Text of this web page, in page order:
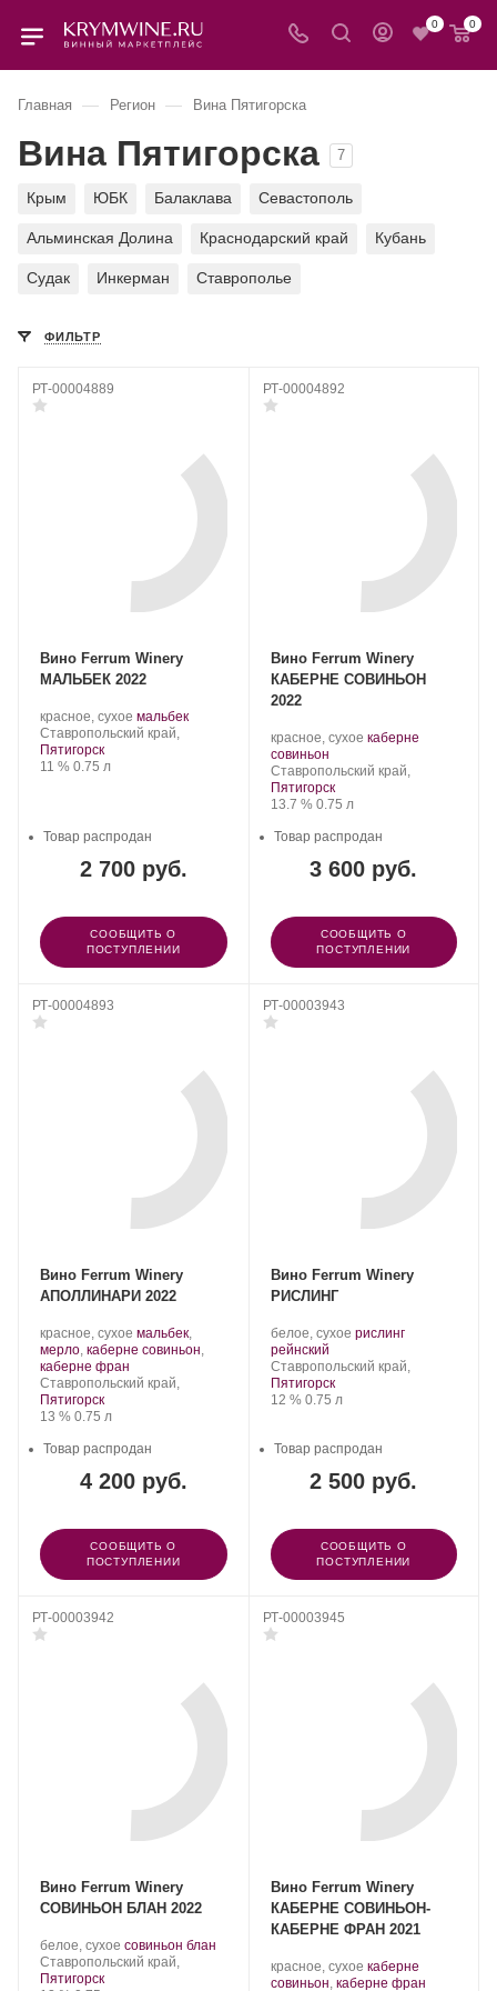
0 0
Главная — Регион — Вина Пятигорска
Вина Пятигорска 7
Крым ЮБК Балаклава Севастополь
Альминская Долина Краснодарский край Кубань
Судак Инкерман Ставрополье
ФИЛЬТР
РТ-00004889
Вино Ferrum Winery
МАЛЬБЕК 2022
Производитель:
Ferrum
Winery.
красное, сухое .
Сорт
мальбек.
Регион:
Ставропольский край,
Пятигорск
Крепость
11 %. Объем
0.75 л
2 700 руб.
Товар распродан
СООБЩИТЬ О
ПОСТУПЛЕНИИ
РТ-00004892
Вино Ferrum Winery
КАБЕРНЕ СОВИНЬОН
2022
Производитель:
Ferrum
Winery.
красное, сухое .
винограда:
каберне
совиньон.
Регион:
Ставропольский край,
Пятигорск
Крепость
13.7 %. Объем
0.75 л
3 600 руб.
Товар распродан
СООБЩИТЬ О
ПОСТУПЛЕНИИ
РТ-00004893
Вино Ferrum Winery
АПОЛЛИНАРИ 2022
Производитель:
Ferrum
Winery.
красное, сухое .
Сорт
мальбек,
мерло, каберне совиньон,
каберне фран
Регион:
Ставропольский край,
Пятигорск
Крепость
13 %. Объем
0.75 л
4 200 руб.
Товар распродан
СООБЩИТЬ О
ПОСТУПЛЕНИИ
РТ-00003943
Вино Ferrum Winery
РИСЛИНГ
Производитель:
Ferrum
Winery.
белое, сухое .
винограда:
рислинг
рейнский.
Регион:
Ставропольский край,
Пятигорск
Крепость
12 %. Объем
0.75 л
2 500 руб.
Товар распродан
СООБЩИТЬ О
ПОСТУПЛЕНИИ
РТ-00003942
Вино Ferrum Winery
СОВИНЬОН БЛАН 2022
Производитель:
Ferrum
Winery.
белое, сухое .
Сорт
совиньон блан
Регион:
Ставропольский край,
Пятигорск
РТ-00003945
Вино Ferrum Winery
КАБЕРНЕ СОВИНЬОН-
КАБЕРНЕ ФРАН 2021
Производитель:
Ferrum
красное, сухое .
Сорт
каберне
совиньон, каберне фран.